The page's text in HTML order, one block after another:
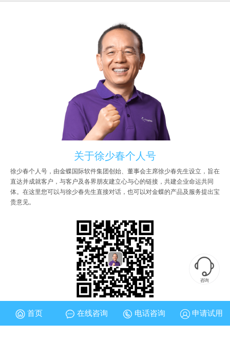
关于徐少春个人号
徐少春个人号，由金蝶国际软件集团创始、董事会主席徐少春先生设立，旨在
直达并成就客户，与客户及各界朋友建立心与心的链接，共建企业命运共同
体。在这里您可以与徐少春先生直接对话，也可以对金蝶的产品及服务提出宝
贵意见。

咨询
首页 在线咨询 电话咨询 申请试用